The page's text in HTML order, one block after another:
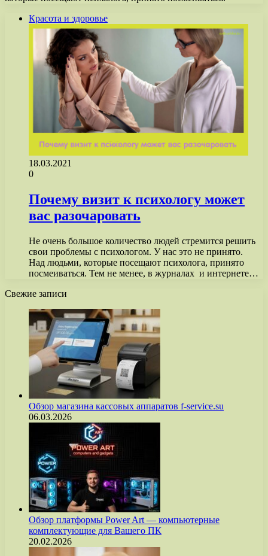
Красота и здоровье
18.03.2021
0
Почему визит к психологу может
вас разочаровать
Не очень большое количество людей стремится решить
свои проблемы с психологом. У нас это не принято.
Над людьми, которые посещают психолога, принято
посмеиваться. Тем не менее, в журналах и интернете…
Свежие записи
Обзор магазина кассовых аппаратов f-service.su
06.03.2026
Обзор платформы Power Art — компьютерные
комплектующие для Вашего ПК
20.02.2026